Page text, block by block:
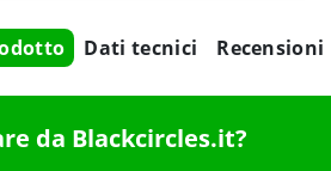
Dati tecnici Recensioni
da Blackcircles.it?